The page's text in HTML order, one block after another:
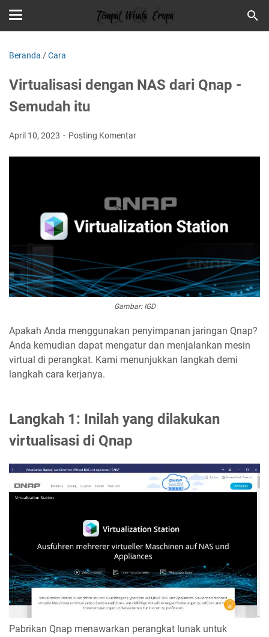
Beranda /Cara
Virtualisasi dengan NAS dari Qnap -
Semudah itu
April 10, 2023 Posting Komentar
Gambar: IGD
Apakah Anda menggunakan penyimpanan jaringan Qnap?
Anda kemudian dapat mengatur dan menjalankan mesin
virtual di perangkat. Kami menunjukkan langkah demi
langkah cara kerjanya.
Langkah 1: Inilah yang dilakukan
virtualisasi di Qnap
Pabrikan Qnap menawarkan perangkat lunak untuk